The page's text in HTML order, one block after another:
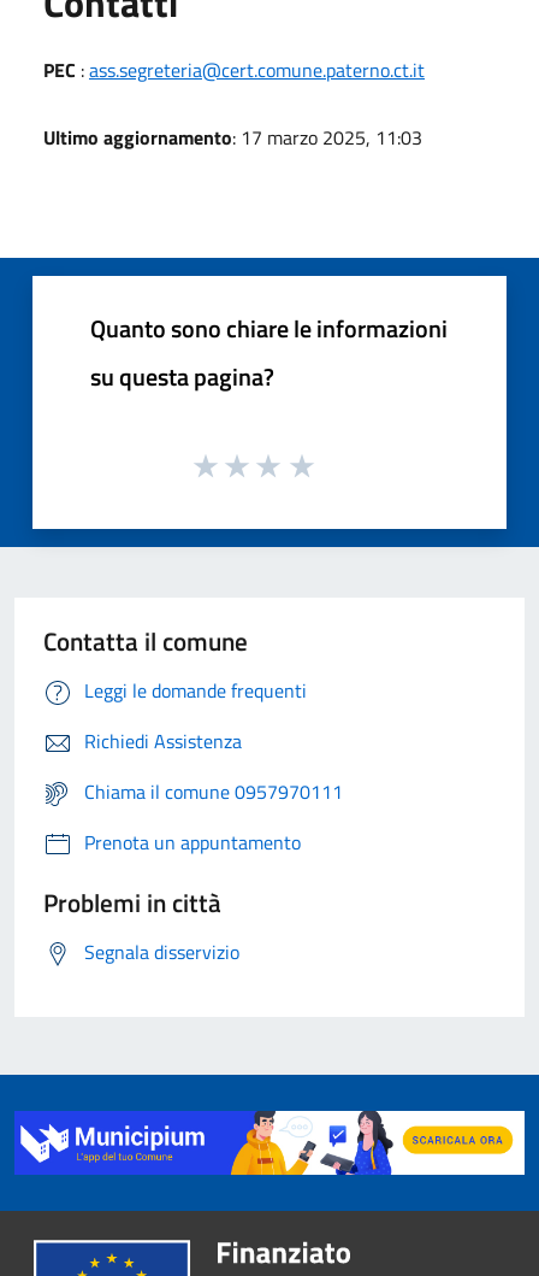
PEC :ass.segreteria@cert.comune.paterno.ct.it
Ultimo aggiornamento: 17 marzo 2025, 11:03
Quanto sono chiare le informazioni
su questa pagina?
Contatta il comune
Leggi le domande frequenti
Richiedi Assistenza
Chiama il comune 0957970111
Prenota un appuntamento
Problemi in città
Segnala disservizio